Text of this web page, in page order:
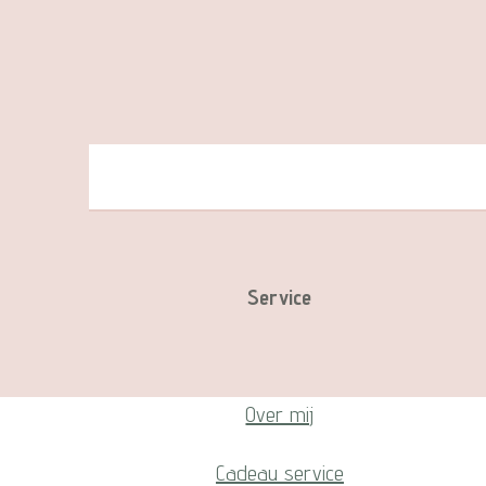
Service
Over mij
Cadeau service